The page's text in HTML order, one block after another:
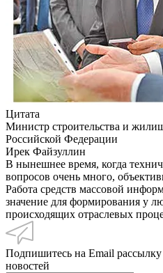
Цитата
Министр строительства и
Российской Федерации
Ирек Файзуллин
В нынешнее время, когда
вопросов очень много,
Работа средств массовой
значение для формирования у
происходящих отраслевых
Подпишитесь на Email рассылку
новостей